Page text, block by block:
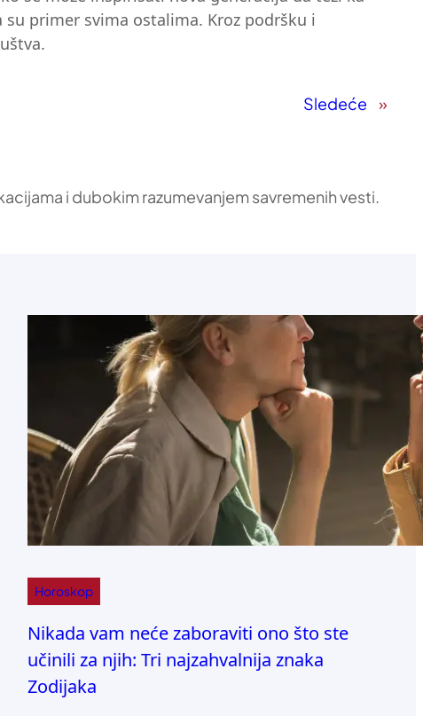
primer svima ostalima. Kroz podršku i
Sledeće »
i dubokim razumevanjem savremenih vesti.
Horoskop
Nikada vam neće zaboraviti ono što ste
učinili za njih: Tri najzahvalnija znaka
Zodijaka